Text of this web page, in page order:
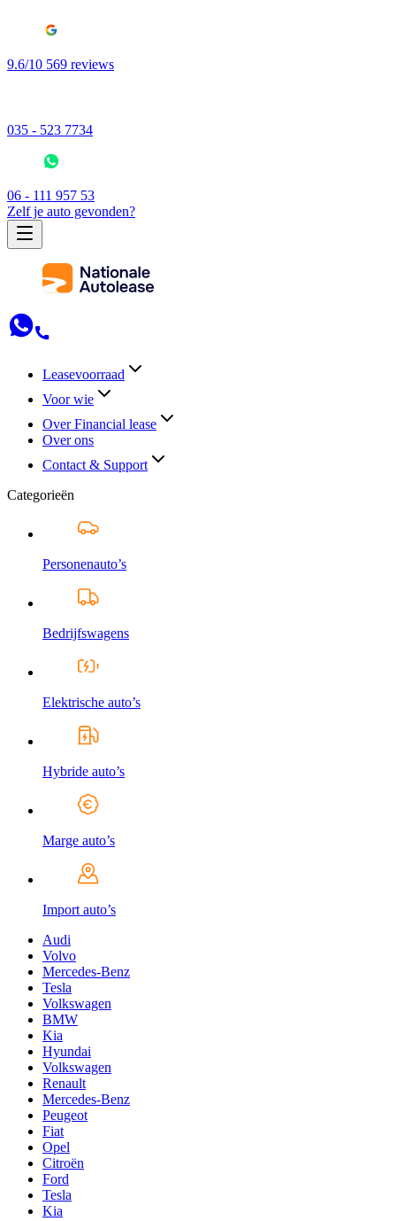
9.6/10 569 reviews
035 - 523 7734
06 - 111 957 53
Zelf je auto gevonden?
Leasevoorraad
Voor wie
Over Financial lease
Over ons
Contact & Support
Categorieën
Personenauto’s
Bedrijfswagens
Elektrische auto’s
Hybride auto’s
Marge auto’s
Import auto’s
Audi
Volvo
Mercedes-Benz
Tesla
Volkswagen
BMW
Kia
Hyundai
Volkswagen
Renault
Mercedes-Benz
Peugeot
Fiat
Opel
Citroën
Ford
Tesla
Kia